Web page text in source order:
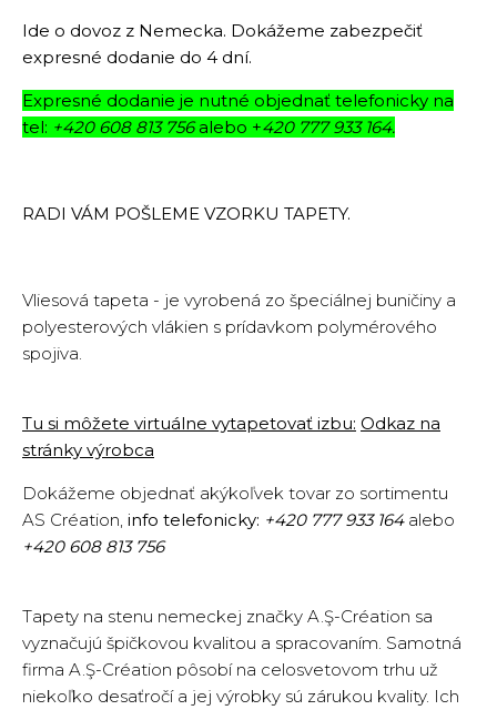
Ide o dovoz z Nemecka. Dokážeme zabezpečiť
expresné dodanie do 4 dní.
Expresné dodanie je nutné objednať telefonicky na
tel: +420 608 813 756alebo +420 777 933 164.
RADI VÁM POŠLEME VZORKU TAPETY.
Vliesová tapeta - je vyrobená zo špeciálnej buničiny a
polyesterových vlákien s prídavkom polymérového
spojiva.
Tu si môžete virtuálne vytapetovať izbu: Odkaz na
stránky výrobca
Dokážeme objednať akýkoľvek tovar zo sortimentu
AS Création, info telefonicky: +420 777 933 164alebo
+420 608 813 756
Tapety na stenu nemeckej značky A.Ş-Création sa
vyznačujú špičkovou kvalitou a spracovaním. Samotná
firma A.Ş-Création pôsobí na celosvetovom trhu už
niekoľko desaťročí a jej výrobky sú zárukou kvality. Ich